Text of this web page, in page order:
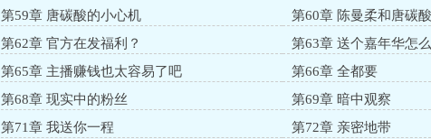
第59章 唐碳酸的小心机
第60章 陈曼柔和唐碳
第62章 官方在发福利？
第63章 送个嘉年华怎
第65章 主播赚钱也太容易了吧
第66章 全都要
第68章 现实中的粉丝
第69章 暗中观察
第71章 我送你一程
第72章 亲密地带